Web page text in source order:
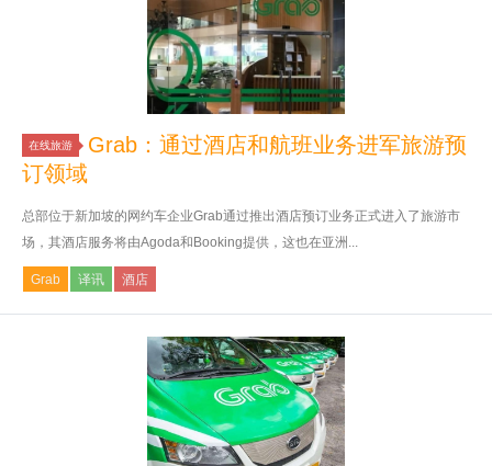
在线旅游
Grab：通过酒店和航班业务进军旅游预
订领域
总部位于新加坡的网约车企业Grab通过推出酒店预订业务正式进入了旅游市
场，其酒店服务将由Agoda和Booking提供，这也在亚洲...
Grab 译讯 酒店